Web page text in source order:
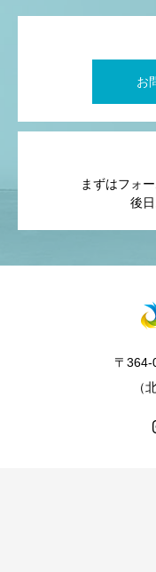
お
まずはフォ
後
〒364-
（